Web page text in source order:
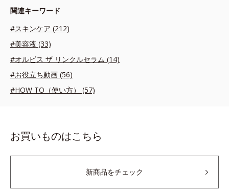
関連キーワード
#スキンケア (212)
#美容液 (33)
#オルビス ザ リンクルセラム (14)
#お役立ち動画 (56)
#HOW TO（使い方） (57)
お買いものはこちら
新商品をチェック